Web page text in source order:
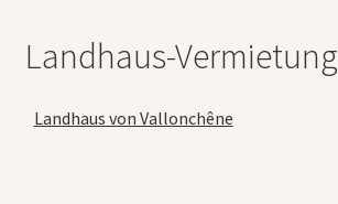
Landhaus-Vermietung
Landhaus von Vallonchêne